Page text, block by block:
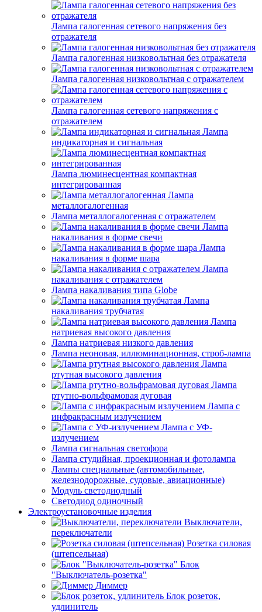
Лампа галогенная сетевого напряжения без
отражателя
Лампа галогенная низковольтная без отражателя
Лампа галогенная низковольтная с отражателем
Лампа галогенная сетевого напряжения с
отражателем
Лампа
индикаторная и сигнальная
Лампа люминесцентная компактная
интегрированная
Лампа
металлогалогенная
Лампа металлогалогенная с отражателем
Лампа
накаливания в форме свечи
Лампа
накаливания в форме шара
Лампа
накаливания с отражателем
Лампа накаливания типа Globe
Лампа
накаливания трубчатая
Лампа
натриевая высокого давления
Лампа натриевая низкого давления
Лампа неоновая, иллюминационная, строб-лампа
Лампа
ртутная высокого давления
Лампа
ртутно-вольфрамовая дуговая
Лампа с
инфракрасным излучением
Лампа с УФ-
излучением
Лампа сигнальная светофора
Лампа студийная, проекционная и фотолампа
Лампы специальные (автомобильные,
железнодорожные, судовые, авиационные)
Модуль светодиодный
Светодиод одиночный
Электроустановочные изделия
Выключатели,
переключатели
Розетка силовая
(штепсельная)
Блок
"Выключатель-розетка"
Диммер
Блок розеток,
удлинитель